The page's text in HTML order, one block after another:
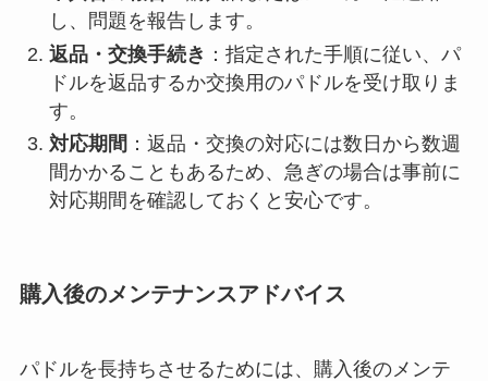
し、問題を報告します。
返品・交換手続き ：指定された手順に従い、パ
ドルを返品するか交換用のパドルを受け取りま
す。
対応期間 ：返品・交換の対応には数日から数週
間かかることもあるため、急ぎの場合は事前に
対応期間を確認しておくと安心です。
購入後のメンテナンスアドバイス
パドルを長持ちさせるためには、購入後のメンテ